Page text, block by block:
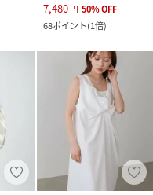
7,480円 50%OFF
68ポイント(1倍)